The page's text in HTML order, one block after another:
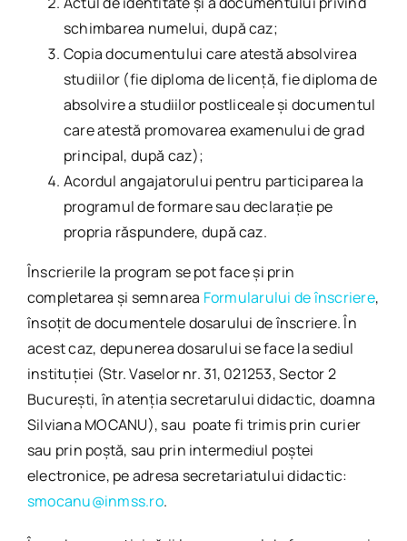
schimbarea numelui, după caz;
Copia documentului care atestă absolvirea
studiilor (fie diploma de licență, fie diploma de
absolvire a studiilor postliceale și documentul
care atestă promovarea examenului de grad
principal, după caz);
Acordul angajatorului pentru participarea la
programul de formare sau declarație pe
propria răspundere, după caz.
Înscrierile la program se pot face și prin
completarea și semnarea Formularului de înscriere,
însoțit de documentele dosarului de înscriere. În
acest caz, depunerea dosarului se face la sediul
instituţiei (Str. Vaselor nr. 31, 021253, Sector 2
Bucureşti, în atenția secretarului didactic, doamna
Silviana MOCANU), sau poate fi trimis prin curier
sau prin poştă, sau prin intermediul poștei
electronice, pe adresa secretariatului didactic:
smocanu@inmss.ro.